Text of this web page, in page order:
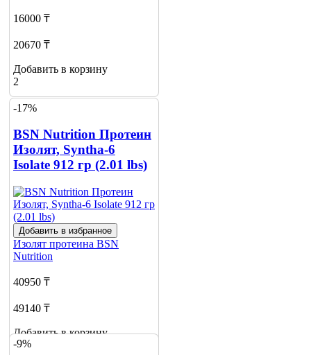
16000 ₸
20670 ₸
Добавить в корзину
2
-17%
BSN Nutrition Протеин
Изолят, Syntha-6
Isolate 912 гр (2.01 lbs)
Добавить в избранное
Изолят протеина BSN
Nutrition
40950 ₸
49140 ₸
Добавить в корзину
2
-9%